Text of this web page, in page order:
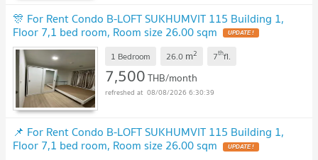
🎊 For Rent Condo B-LOFT SUKHUMVIT 115 Building 1,
Floor 7,1 bed room, Room size 26.00 sqm UPDATE !
1 Bedroom 26.0 m2 7thfl.
7,500THB/month
08/08/2026 6:30:39
📌 For Rent Condo B-LOFT SUKHUMVIT 115 Building 1,
Floor 7,1 bed room, Room size 26.00 sqm UPDATE !